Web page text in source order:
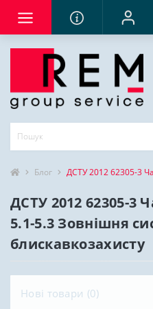
Блог ДСТУ 2012 62305-3
ДСТУ 2012 62305-3
5.1-5.3 Зовнішня
блискавкозахисту
Нові товари (0)